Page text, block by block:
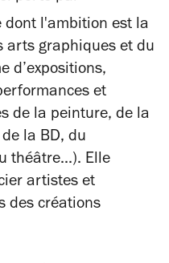
dont l'ambition est la
arts graphiques et du
d’expositions,
et
de la peinture, de la
la BD, du
théâtre...). Elle
artistes et
des créations